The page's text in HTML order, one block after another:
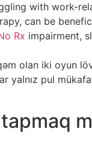
with work-
can be
Rx impairment,
olan iki oyun
yalnız pul